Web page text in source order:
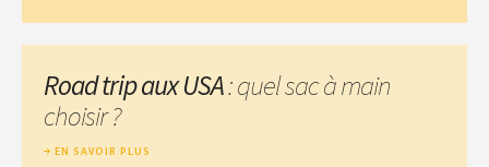
Road trip aux USA: quel sac à main
choisir ?
EN SAVOIR PLUS